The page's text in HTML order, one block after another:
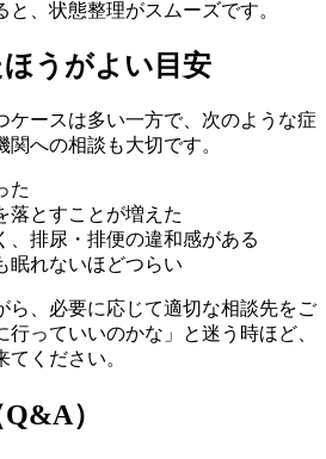
、状態整理がスムーズです。
うがよい目安
ケースは多い一方で、次のような症
への相談も大切です。
た
落とすことが増えた
、排尿・排便の違和感がある
眠れないほどつらい
ら、必要に応じて適切な相談先をご
っていいのかな」と迷う時ほど、
ください。
）